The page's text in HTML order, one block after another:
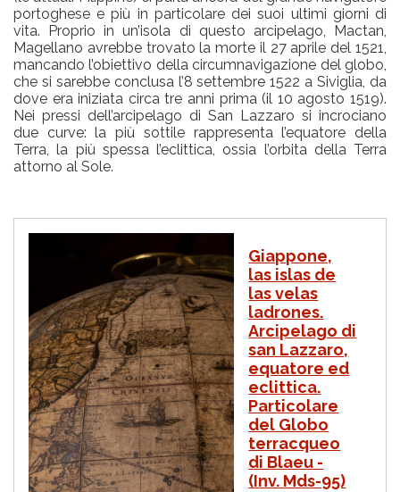
portoghese e più in particolare dei suoi ultimi giorni di
vita. Proprio in un’isola di questo arcipelago, Mactan,
Magellano avrebbe trovato la morte il 27 aprile del 1521,
mancando l’obiettivo della circumnavigazione del globo,
che si sarebbe conclusa l’8 settembre 1522 a Siviglia, da
dove era iniziata circa tre anni prima (il 10 agosto 1519).
Nei pressi dell’arcipelago di San Lazzaro si incrociano
due curve: la più sottile rappresenta l’equatore della
Terra, la più spessa l’eclittica, ossia l’orbita della Terra
attorno al Sole.
g
i
n
e
Giappone,
las islas de
las velas
ladrones.
Arcipelago di
san Lazzaro,
equatore ed
eclittica.
Particolare
del Globo
terracqueo
di Blaeu -
(Inv. Mds-95)